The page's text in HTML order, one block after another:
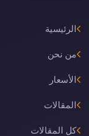
الرئيسية
من نحن
الأسعار
المقالات
كل المقالات